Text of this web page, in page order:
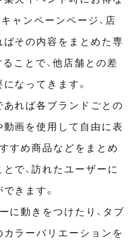
ャンペーンページ、店
その内容をまとめた専
ことで、他店舗との差
なってきます。
れば各ブランドごとの
画を使用して自由に表
すめ商品などをまとめ
で、訪れたユーザーに
きます。
に動きをつけたり、タブ
ラーバリエーションを